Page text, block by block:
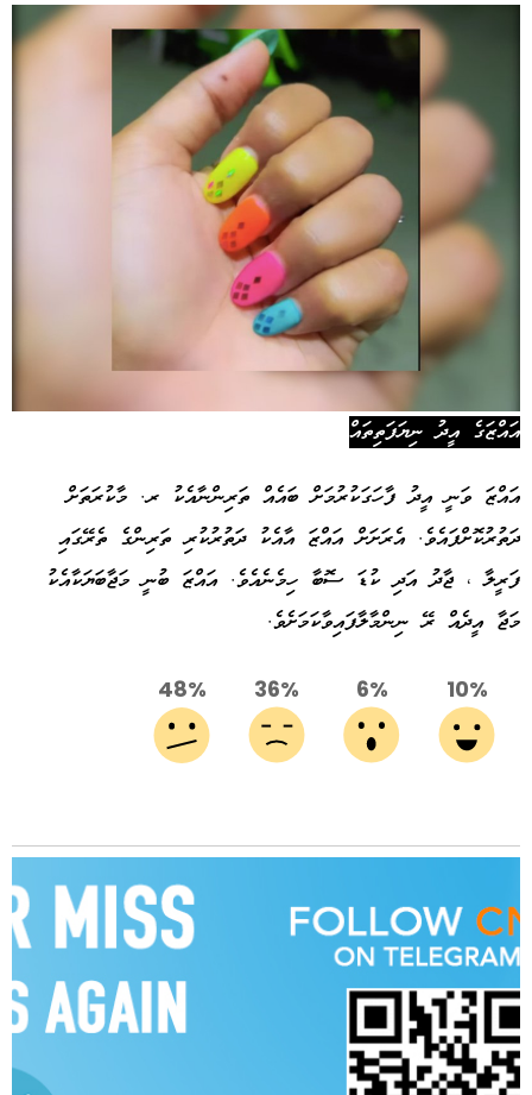
އައްޒަގެ އީދު ނިޔަފަތިތައް
އައްޒަ ވަނީ އީދު ފާހަގަކުރުމަށް ބައެއް ތަރިންނާއެކު ރ. މާކުރަތަށް
ދަތުރުކޮށްފައެވެ. އެރަށަށް އައްޒަ އާއެކު ދަތުރުކުރި ތަރިންގެ ތެރޭގައި
ފަރީލާ ، ޖާދު އަދި ކުޑަ ސޮބާ ހިމެނެއެވެ. އައްޒަ ބުނީ މަޖާބަޔަކާއެކު
މަޖާ އީދެއް ރޭ ނިންމާލާފައިވާކަމަށެވެ.
10%
6%
36%
48%